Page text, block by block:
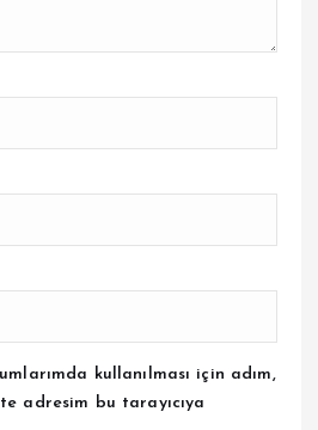
kullanılması için adım,
adresim bu tarayıcıya